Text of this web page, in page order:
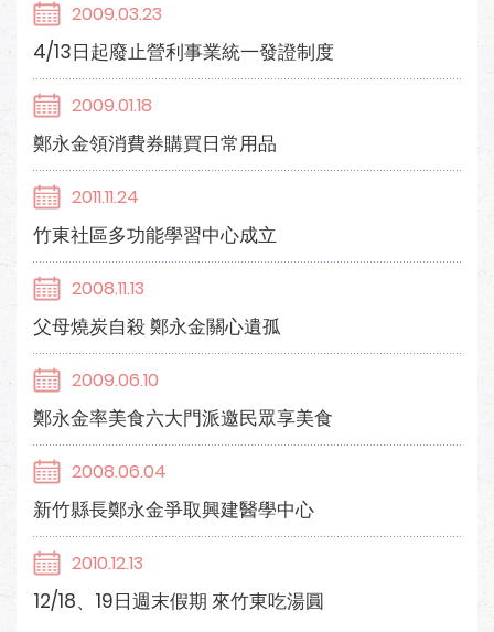
2009.03.23
4/13日起廢止營利事業統一發證制度
2009.01.18
鄭永金領消費券購買日常用品
2011.11.24
竹東社區多功能學習中心成立
2008.11.13
父母燒炭自殺 鄭永金關心遺孤
2009.06.10
鄭永金率美食六大門派邀民眾享美食
2008.06.04
新竹縣長鄭永金爭取興建醫學中心
2010.12.13
12/18、19日週末假期 來竹東吃湯圓